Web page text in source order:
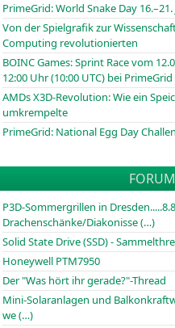
PrimeGrid: World Snake Day 16.–21.
Von der Spielgrafik zur
Computing revolutionierten
BOINCGames: Sprint Race vom
12:00 Uhr (10:00 UTC) bei PrimeGrid
AMDs X3D-Revolution: Wie ein
umkrempelte
PrimeGrid: National Egg Day
P3D-Sommergrillen in
Drachenschänke/Diakonisse (…)
Solid State Drive (SSD) -
Honeywell PTM7950
Der "Was hört ihr gerade?"-Thread
Mini-Solaranlagen und
we (…)